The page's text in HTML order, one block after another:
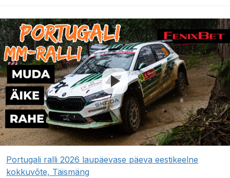
Portugali ralli 2026 laupäevase päeva eestikeelne
kokkuvõte, Täismäng